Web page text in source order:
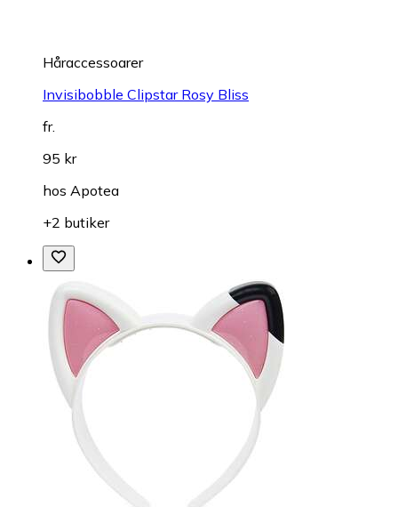
Håraccessoarer
Invisibobble Clipstar Rosy Bliss
fr.
95 kr
hos Apotea
+2 butiker